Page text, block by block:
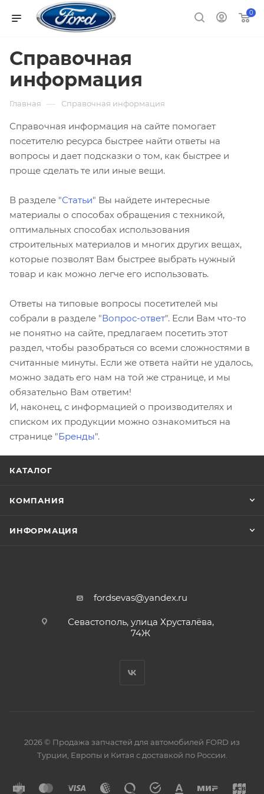
0
Справочная
информация
Главная — Справочная информация
Справочная информация на сайте помогает
посетителю ресурса быстрее найти ответы на
вопросы и дает подсказки о том, как быстрее и
проще сделать те или иные вещи.
В разделе "Статьи" Вы найдете интересные
материалы о способах обращения с техникой,
оптимальных способах использования
строительных материалов и многих других вещах,
которые позволят Вам быстрее выбрать нужный
товар и как можно легче его использовать.
Ответы на типовые вопросы посетителей мы
собрали в разделе "Вопрос-ответ". Если Вам что-то
не понятно на сайте, предлагаем посетить этот
раздел, чтобы разобраться со всеми сложностями в
считанные минуты. Если же ответа найти не удалось,
можно задать его нам на той же странице, и мы
обязательно Вам ответим!
И, наконец, с информацией о производителях и
списком их продукции можно ознакомиться на
странице "Бренды".
КАТАЛОГ
КОМПАНИЯ
ИНФОРМАЦИЯ
fordsevas@yandex.ru
Севастополь, улица Хрусталёва,
74Ж
2026 © Продажа запчастей для автомобилей FORD из
Турции, Европы и Китая с доставкой по России.